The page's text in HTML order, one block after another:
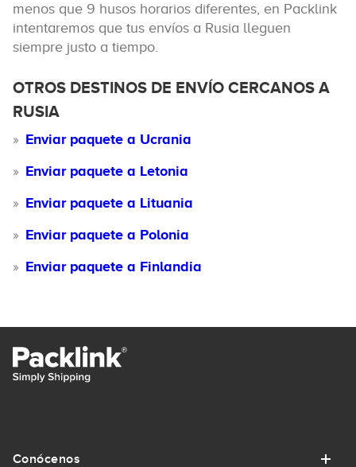
menos que 9 husos horarios diferentes, en Packlink
intentaremos que tus envíos a Rusia lleguen
siempre justo a tiempo.
OTROS DESTINOS DE ENVÍO CERCANOS A
RUSIA
Enviar paquete a Ucrania
Enviar paquete a Letonia
Enviar paquete a Lituania
Enviar paquete a Polonia
Enviar paquete a Finlandia
Conócenos